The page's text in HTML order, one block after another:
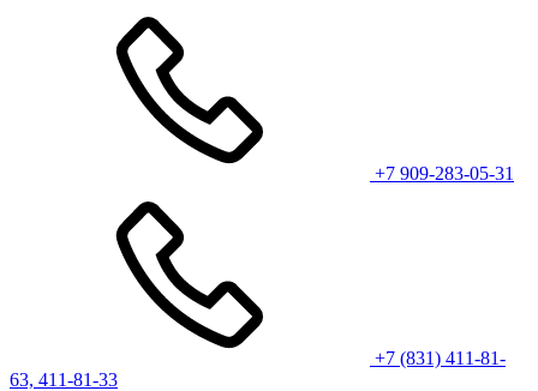
+7 909-283-05-31
+7 (831) 411-81-
63, 411-81-33